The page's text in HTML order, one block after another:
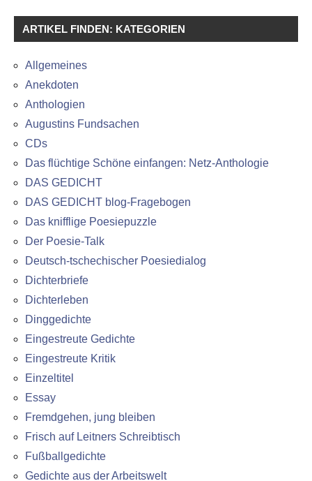
ARTIKEL FINDEN: KATEGORIEN
Allgemeines
Anekdoten
Anthologien
Augustins Fundsachen
CDs
Das flüchtige Schöne einfangen: Netz-Anthologie
DAS GEDICHT
DAS GEDICHT blog-Fragebogen
Das knifflige Poesiepuzzle
Der Poesie-Talk
Deutsch-tschechischer Poesiedialog
Dichterbriefe
Dichterleben
Dinggedichte
Eingestreute Gedichte
Eingestreute Kritik
Einzeltitel
Essay
Fremdgehen, jung bleiben
Frisch auf Leitners Schreibtisch
Fußballgedichte
Gedichte aus der Arbeitswelt